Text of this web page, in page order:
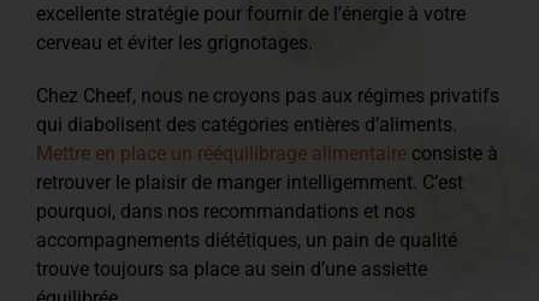
excellente stratégie pour fournir de l’énergie à votre
cerveau et éviter les grignotages.
Chez Cheef, nous ne croyons pas aux régimes privatifs
qui diabolisent des catégories entières d’aliments.
Mettre en place un rééquilibrage alimentaire consiste à
retrouver le plaisir de manger intelligemment. C’est
pourquoi, dans nos recommandations et nos
accompagnements diététiques, un pain de qualité
trouve toujours sa place au sein d’une assiette